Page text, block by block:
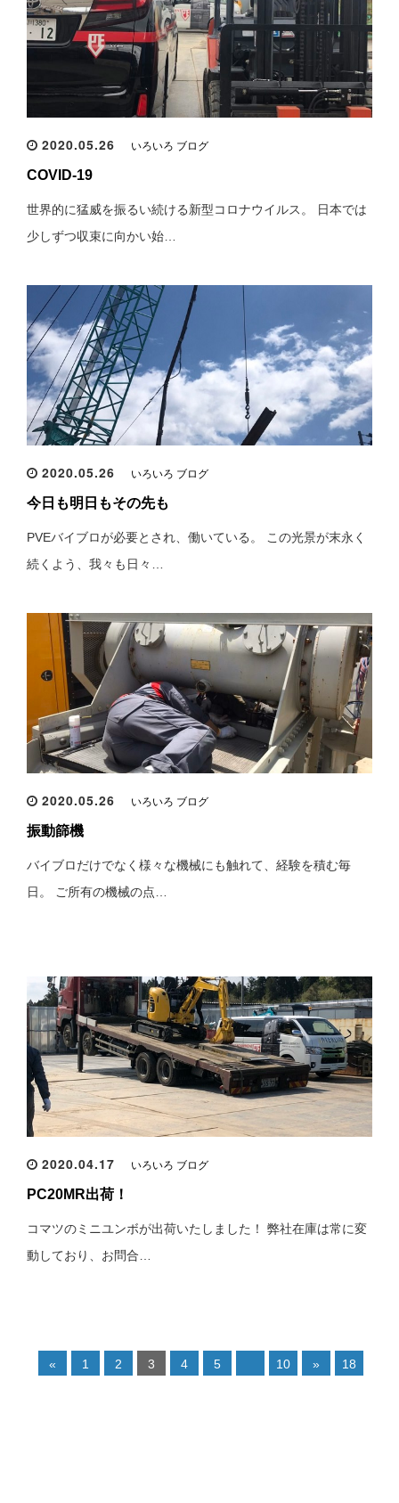
2020.05.26 いろいろ ブログ
COVID-19
世界的に猛威を振るい続ける新型コロナウイルス。 日本では
少しずつ収束に向かい始…
2020.05.26 いろいろ ブログ
今日も明日もその先も
PVEバイブロが必要とされ、働いている。 この光景が末永く
続くよう、我々も日々…
2020.05.26 いろいろ ブログ
振動篩機
バイブロだけでなく様々な機械にも触れて、経験を積む毎
日。 ご所有の機械の点…
2020.04.17 いろいろ ブログ
PC20MR出荷！
コマツのミニユンボが出荷いたしました！ 弊社在庫は常に変
動しており、お問合…
« 1 2 3 4 5 10 » 18